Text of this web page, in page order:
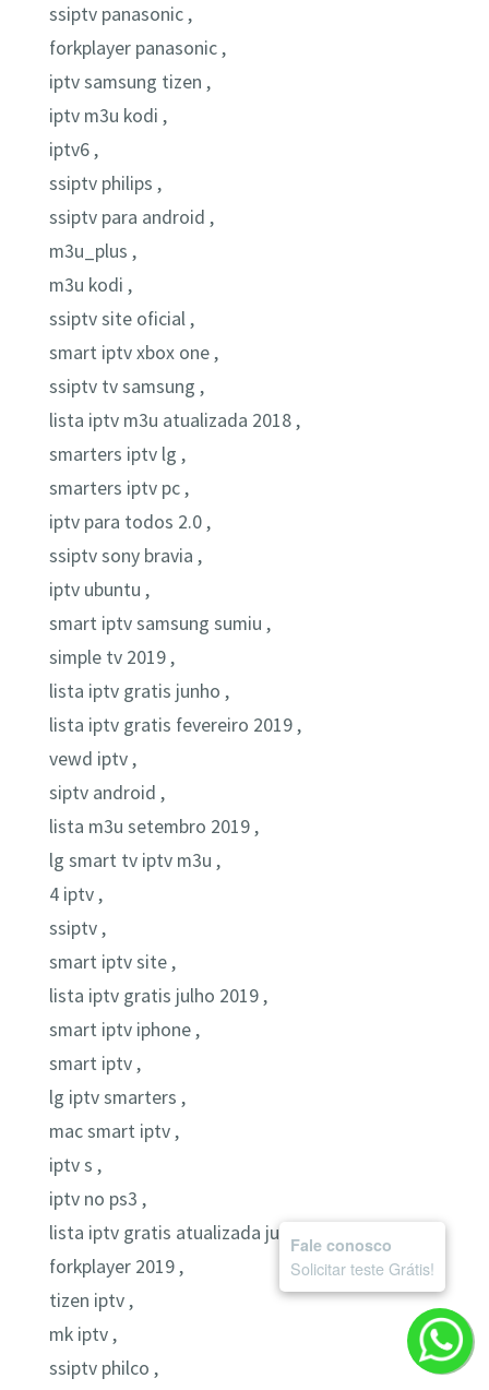
ssiptv panasonic ,
forkplayer panasonic ,
iptv samsung tizen ,
iptv m3u kodi ,
iptv6 ,
ssiptv philips ,
ssiptv para android ,
m3u_plus ,
m3u kodi ,
ssiptv site oficial ,
smart iptv xbox one ,
ssiptv tv samsung ,
lista iptv m3u atualizada 2018 ,
smarters iptv lg ,
smarters iptv pc ,
iptv para todos 2.0 ,
ssiptv sony bravia ,
iptv ubuntu ,
smart iptv samsung sumiu ,
simple tv 2019 ,
lista iptv gratis junho ,
lista iptv gratis fevereiro 2019 ,
vewd iptv ,
siptv android ,
lista m3u setembro 2019 ,
lg smart tv iptv m3u ,
4 iptv ,
ssiptv ,
smart iptv site ,
lista iptv gratis julho 2019 ,
smart iptv iphone ,
smart iptv ,
lg iptv smarters ,
mac smart iptv ,
iptv s ,
iptv no ps3 ,
lista iptv gratis atualizada junho 2019 ,
forkplayer 2019 ,
tizen iptv ,
mk iptv ,
ssiptv philco ,
Fale conosco
Solicitar teste Grátis!